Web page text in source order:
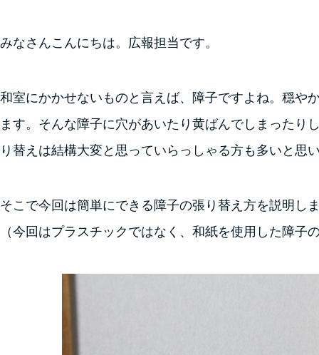
みなさんこんにちは。広報担当です。
和室にかかせないものと言えば、障子ですよね。穏や
ます。そんな障子に穴があいたり黄ばんでしまったり
り替えは結構大変と思っていらっしゃる方も多いと思
そこで今回は簡単にできる障子の張り替え方を説明し
（今回はプラスチックではなく、和紙を使用した障子